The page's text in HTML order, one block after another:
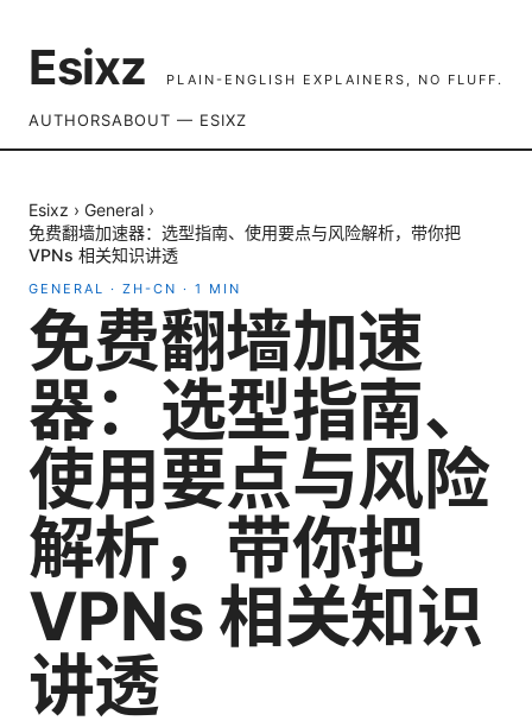
Esixz PLAIN-ENGLISH EXPLAINERS, NO FLUFF.
AUTHORSABOUT — ESIXZ
Esixz › General ›
免费翻墙加速器：选型指南、使用要点与风险解析，带你把
VPNs 相关知识讲透
GENERAL · ZH-CN · 1 MIN
免费翻墙加速
器：选型指南、
使用要点与风险
解析，带你把
VPNs 相关知识
讲透